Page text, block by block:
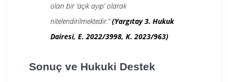
olan bir ‘açık ayıp’ olarak
nitelendirilmektedir.”(Yargıtay 3. Hukuk
Dairesi, E. 2022/3998, K. 2023/963)
Sonuç ve Hukuki Destek